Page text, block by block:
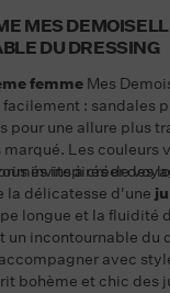
MES
DU DRESSING
femme Mes
: sandales
pour une allure plus
Les couleurs
inspirés de
invite à créer des
la délicatesse d'une
longue et la fluidité
un incontournable du
avec
bohème et chic des